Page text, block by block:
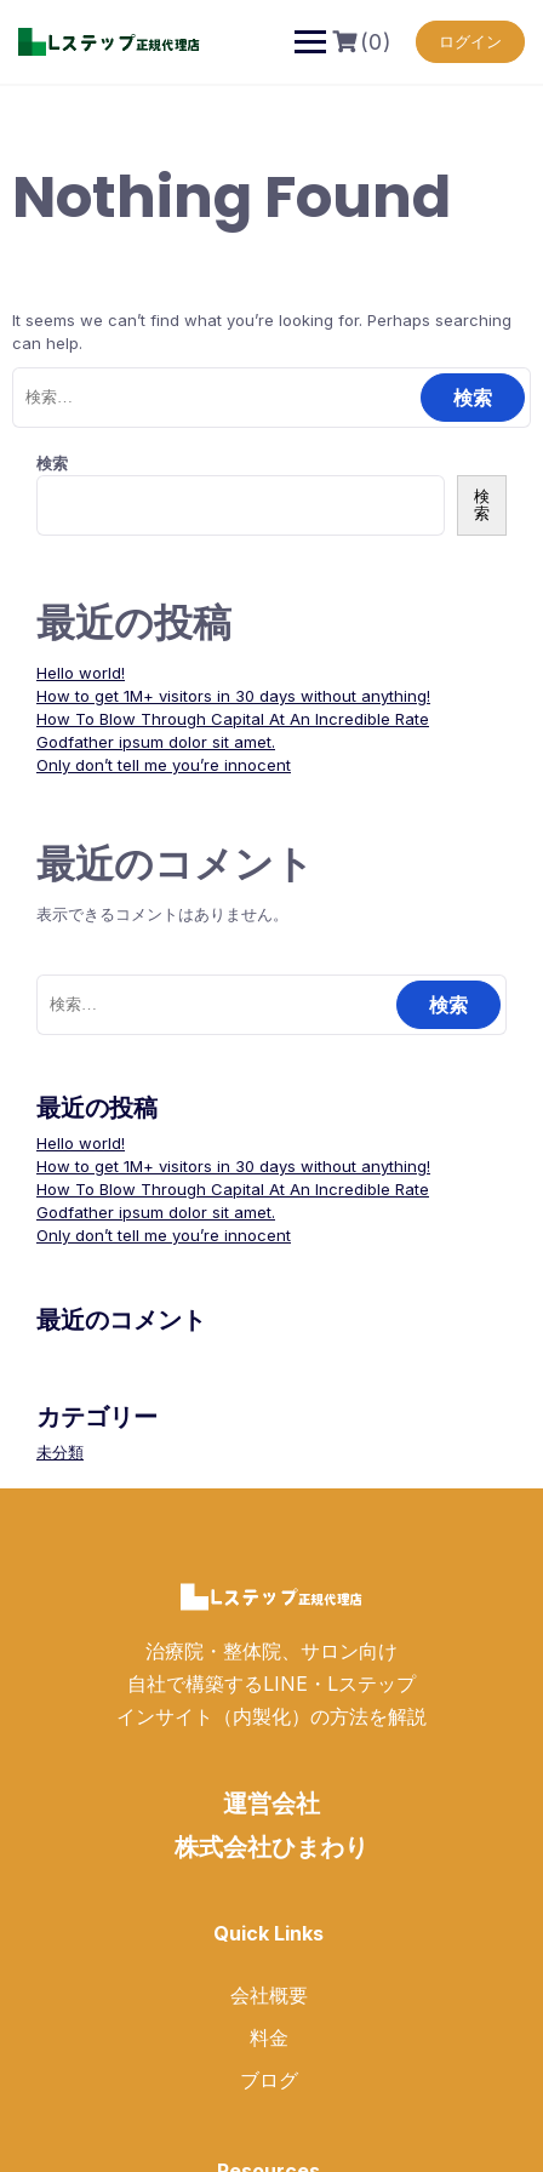
content
(0) ログイン
Nothing Found
It seems we can’t find what you’re looking for. Perhaps searching
can help.
検
索:
検索
検
索
最近の投稿
Hello world!
How to get 1M+ visitors in 30 days without anything!
How To Blow Through Capital At An Incredible Rate
Godfather ipsum dolor sit amet.
Only don’t tell me you’re innocent
最近のコメント
表示できるコメントはありません。
検
索:
最近の投稿
Hello world!
How to get 1M+ visitors in 30 days without anything!
How To Blow Through Capital At An Incredible Rate
Godfather ipsum dolor sit amet.
Only don’t tell me you’re innocent
最近のコメント
カテゴリー
未分類
治療院・整体院、サロン向け
自社で構築するLINE・Lステップ
インサイト（内製化）の方法を解説
運営会社
株式会社ひまわり
Quick Links
会社概要
料金
ブログ